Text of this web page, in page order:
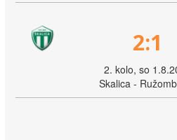
2:1
2. kolo, so
Skalica -